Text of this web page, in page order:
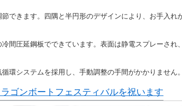
できます。四隅と半円形のデザインにより、お手入れ
間圧延鋼板でできています。表面は静電スプレーされ
環システムを採用し、手動調整の手間がかかりません。
ゴンボートフェスティバルを祝います